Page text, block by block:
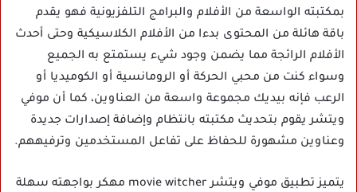
بمكتبته الواسعة من الأفلام والبرامج التلفزيونية فهو يقدم
باقة هائلة من المحتوى بدءا من الأفلام الكلاسيكية وحتى أحدث
الأفلام الرائجة مما يضمن وجود شيء يستمتع به الجميع
وسواء كنت من محبي الحركة أو الرومانسية أو الكوميديا أو
الرعب فإنه بيديك مجموعة واسعة من العناوين، كما أن موفي
ويتشر يقوم بتحديث مكتبته بانتظام وإضافة إصدارات جديدة
وعناوين مشهورة للحفاظ على تفاعل المستخدمين وترفيههم.
يتميز تطبيق موفي ويتشر movie witcher مهكر بواجهته سهلة